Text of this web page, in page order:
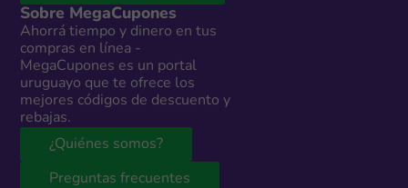
Sobre MegaCupones
Ahorrá tiempo y dinero en tus
compras en línea -
MegaCupones es un portal
uruguayo que te ofrece los
mejores códigos de descuento y
rebajas.
¿Quiénes somos?
Preguntas frecuentes